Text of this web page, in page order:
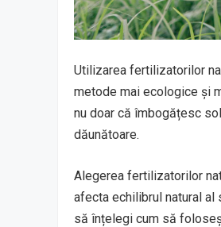
Utilizarea fertilizatorilor
metode mai ecologice și
nu doar că îmbogățesc
dăunătoare.
Alegerea fertilizatorilor
afecta echilibrul natural al
să înțelegi cum să